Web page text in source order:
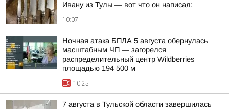
Ивану из Тулы — вот что он написал:
10:07
Ночная атака БПЛА 5 августа обернулась
масштабным ЧП — загорелся
распределительный центр Wildberries
площадью 194 500 м
10:25
7 августа в Тульской области завершилась